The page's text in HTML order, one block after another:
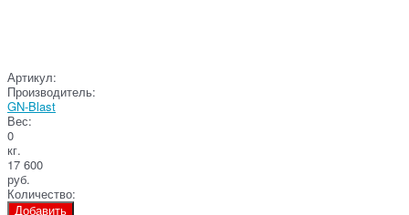
Артикул:
Производитель:
GN-Blast
Вес:
0
кг.
17 600
руб.
Количество:
Добавить